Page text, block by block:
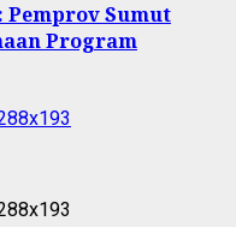
Pemprov Sumut
Program